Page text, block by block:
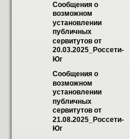
Сообщения о
возможном
установлении
публичных
сервитутов от
20.03.2025_Россети-
Юг
Сообщения о
возможном
установлении
публичных
сервитутов от
21.08.2025_Россети-
Юг